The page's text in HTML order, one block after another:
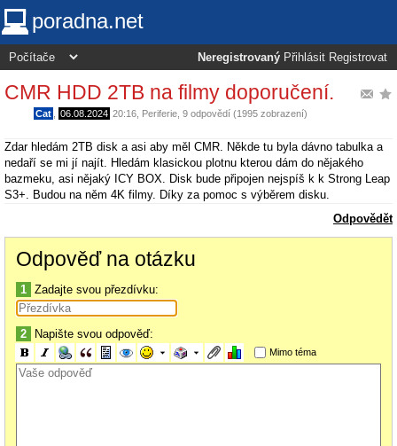
poradna.net
Neregistrovaný Přihlásit Registrovat
CMR HDD 2TB na filmy doporučení.
Cat 06.08.2024 20:16 Periferie , 9 odpovědí (1995 zobrazení)
Zdar hledám 2TB disk a asi aby měl CMR. Někde tu byla dávno tabulka a
nedaří se mi jí najít. Hledám klasickou plotnu kterou dám do nějakého
bazmeku, asi nějaký ICY BOX. Disk bude připojen nejspíš k k Strong Leap
S3+. Budou na něm 4K filmy. Díky za pomoc s výběrem disku.
Odpovědět
Odpověď na otázku
1 Zadajte svou přezdívku:
2 Napište svou odpověď:
Mimo téma